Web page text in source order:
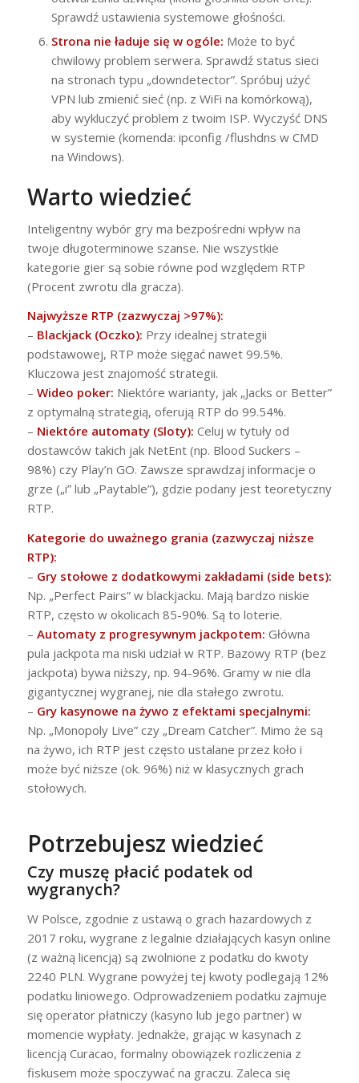
Sprawdź ustawienia systemowe głośności.
Strona nie ładuje się w ogóle: Może to być
chwilowy problem serwera. Sprawdź status sieci
na stronach typu „downdetector”. Spróbuj użyć
VPN lub zmienić sieć (np. z WiFi na komórkową),
aby wykluczyć problem z twoim ISP. Wyczyść DNS
w systemie (komenda: ipconfig /flushdns w CMD
na Windows).
Warto wiedzieć
Inteligentny wybór gry ma bezpośredni wpływ na
twoje długoterminowe szanse. Nie wszystkie
kategorie gier są sobie równe pod względem RTP
(Procent zwrotu dla gracza).
Najwyższe RTP (zazwyczaj >97%):
– Blackjack (Oczko): Przy idealnej strategii
podstawowej, RTP może sięgać nawet 99.5%.
Kluczowa jest znajomość strategii.
– Wideo poker: Niektóre warianty, jak „Jacks or Better”
z optymalną strategią, oferują RTP do 99.54%.
– Niektóre automaty (Sloty): Celuj w tytuły od
dostawców takich jak NetEnt (np. Blood Suckers –
98%) czy Play’n GO. Zawsze sprawdzaj informacje o
grze („i” lub „Paytable”), gdzie podany jest teoretyczny
RTP.
Kategorie do uważnego grania (zazwyczaj niższe
RTP):
– Gry stołowe z dodatkowymi zakładami (side bets):
Np. „Perfect Pairs” w blackjacku. Mają bardzo niskie
RTP, często w okolicach 85-90%. Są to loterie.
– Automaty z progresywnym jackpotem: Główna
pula jackpota ma niski udział w RTP. Bazowy RTP (bez
jackpota) bywa niższy, np. 94-96%. Gramy w nie dla
gigantycznej wygranej, nie dla stałego zwrotu.
– Gry kasynowe na żywo z efektami specjalnymi:
Np. „Monopoly Live” czy „Dream Catcher”. Mimo że są
na żywo, ich RTP jest często ustalane przez koło i
może być niższe (ok. 96%) niż w klasycznych grach
stołowych.
Potrzebujesz wiedzieć
Czy muszę płacić podatek od
wygranych?
W Polsce, zgodnie z ustawą o grach hazardowych z
2017 roku, wygrane z legalnie działających kasyn online
(z ważną licencją) są zwolnione z podatku do kwoty
2240 PLN. Wygrane powyżej tej kwoty podlegają 12%
podatku liniowego. Odprowadzeniem podatku zajmuje
się operator płatniczy (kasyno lub jego partner) w
momencie wypłaty. Jednakże, grając w kasynach z
licencją Curacao, formalny obowiązek rozliczenia z
fiskusem może spoczywać na graczu. Zaleca się